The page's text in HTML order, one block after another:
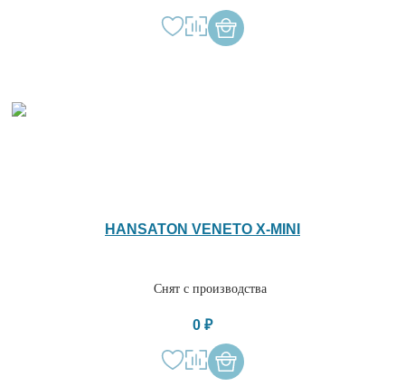
HANSATON VENETO X-MINI
Снят с производства
0 ₽